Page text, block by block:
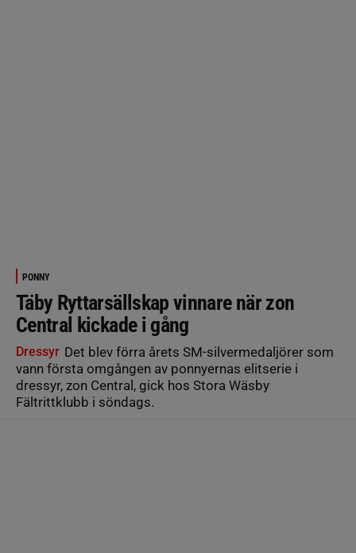
PONNY
Täby Ryttarsällskap vinnare när zon
Central kickade i gång
Dressyr Det blev förra årets SM-silvermedaljörer som
vann första omgången av ponnyernas elitserie i
dressyr, zon Central, gick hos Stora Wäsby
Fältrittklubb i söndags.